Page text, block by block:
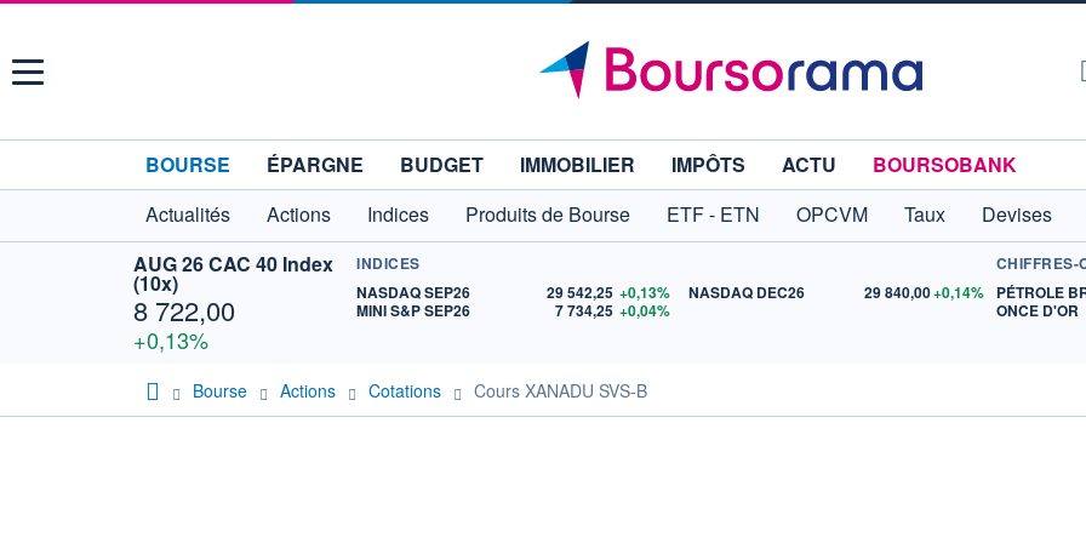
Menu
BOURSE ÉPARGNE BUDGET IMMOBILIER IMPÔTS ACTU
BOURSOBANK
Actualités
Actions Indices Produits de Bourse ETF - ETN OPCVM Taux Devises
AUG 26 CAC 40 Index
(10x)
8 722,00
+0,13%
INDICES
NASDAQ SEP26
29 542,25 +0,13%
MINI S&P SEP26
7 734,25 +0,04%
NASDAQ DEC26 29 840,00+0,14%
CHIFFRES-
PÉTROLE
ONCE D'OR
Bourse Actions Cotations Cours XANADU SVS-B